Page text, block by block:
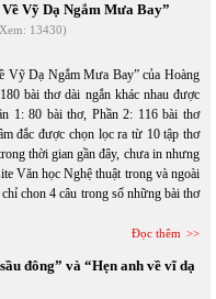
Vỹ Dạ Ngắm Mưa Bay”
13430)
Vỹ Dạ Ngắm Mưa Bay” của Hoàng
bài thơ dài ngắn khác nhau được
1: 80 bài thơ, Phần 2: 116 bài thơ
đắc được chọn lọc ra từ 10 tập thơ
thời gian gần đây, chưa in nhưng
Văn học Nghệ thuật trong và ngoài
chon 4 câu trong số những bài thơ
Đọc thêm
đông” và “Hẹn anh về vĩ dạ